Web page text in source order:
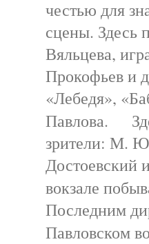
честью для
сцены.
Вяльцева,
Прокофьев и
«Лебедя»,
Павлова.
зрители: М.
Достоевский
вокзале
Последним
Павловском